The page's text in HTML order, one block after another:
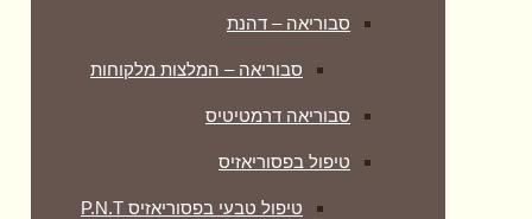
סבוריאה – דהנת
סבוריאה – המלצות מלקוחות
סבוריאה דרמטיטיס
טיפול בפסוריאזיס
טיפול טבעי בפסוריאזיס P.N.T